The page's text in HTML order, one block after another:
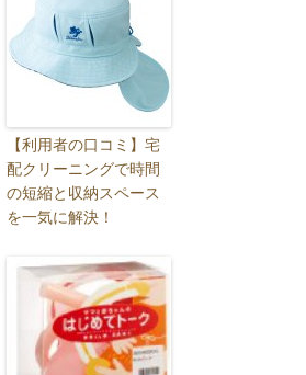
【利用者の口コミ】宅
配クリーニングで時間
の短縮と収納スペース
を一気に解決！